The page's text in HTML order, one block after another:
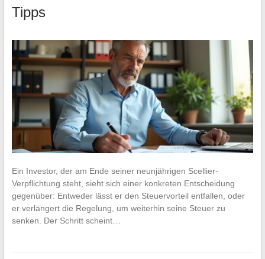
Tipps
Ein Investor, der am Ende seiner neunjährigen Scellier-
Verpflichtung steht, sieht sich einer konkreten Entscheidung
gegenüber: Entweder lässt er den Steuervorteil entfallen, oder
er verlängert die Regelung, um weiterhin seine Steuer zu
senken. Der Schritt scheint…